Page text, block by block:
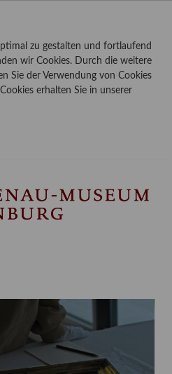
zu gestalten und fortlaufend
wir Cookies. Durch die weitere
Sie der Verwendung von Cookies
erhalten Sie in unserer